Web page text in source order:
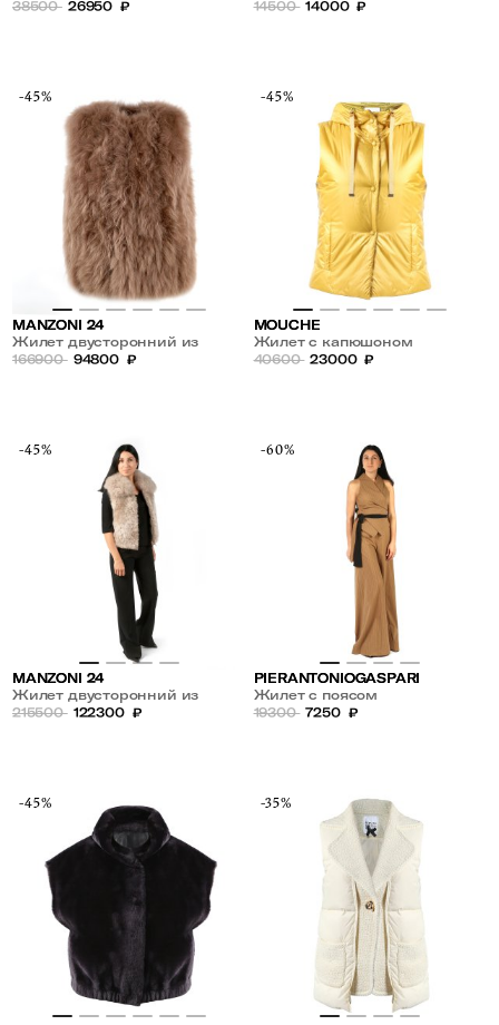
38500 26950 ₽ 14500 14000 ₽
-45%
MANZONI 24
Жилет двусторонний из
овчины
166900 94800 ₽
-45%
MOUCHE
Жилет с капюшоном
40600 23000 ₽
-45%
MANZONI 24
Жилет двусторонний из
овчины
215500 122300 ₽
-60%
PIERANTONIOGASPARI
Жилет с поясом
19300 7250 ₽
-45% -35%